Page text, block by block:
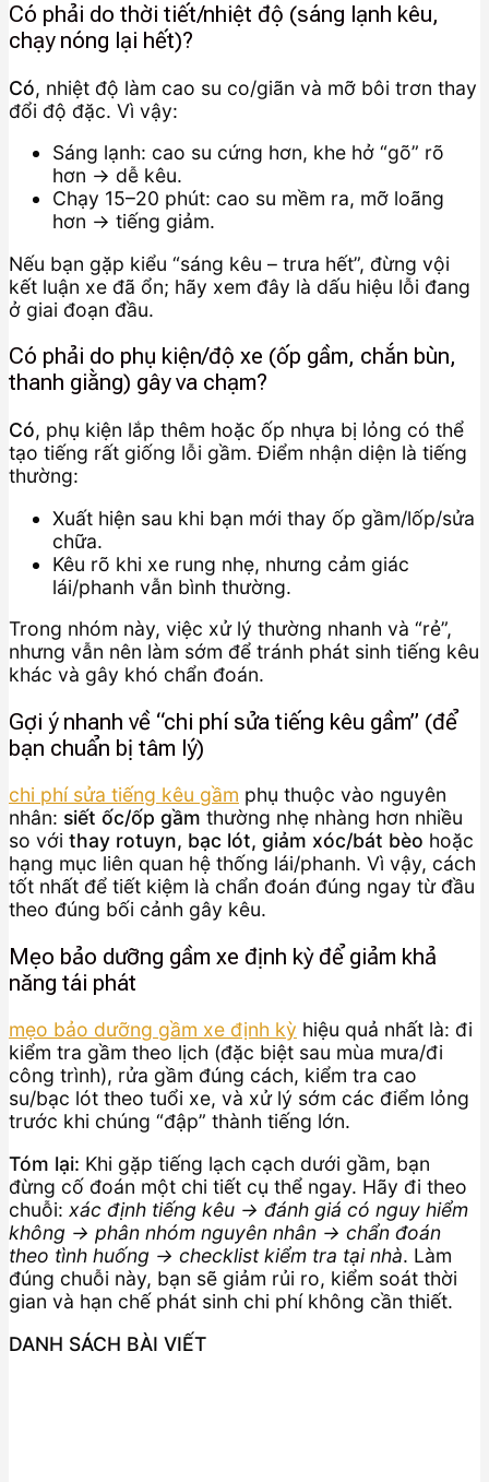
Có phải do thời tiết/nhiệt độ (sáng lạnh kêu,
chạy nóng lại hết)?
Có, nhiệt độ làm cao su co/giãn và mỡ bôi trơn thay
đổi độ đặc. Vì vậy:
Sáng lạnh: cao su cứng hơn, khe hở “gõ” rõ
hơn → dễ kêu.
Chạy 15–20 phút: cao su mềm ra, mỡ loãng
hơn → tiếng giảm.
Nếu bạn gặp kiểu “sáng kêu – trưa hết”, đừng vội
kết luận xe đã ổn; hãy xem đây là dấu hiệu lỗi đang
ở giai đoạn đầu.
Có phải do phụ kiện/độ xe (ốp gầm, chắn bùn,
thanh giằng) gây va chạm?
Có, phụ kiện lắp thêm hoặc ốp nhựa bị lỏng có thể
tạo tiếng rất giống lỗi gầm. Điểm nhận diện là tiếng
thường:
Xuất hiện sau khi bạn mới thay ốp gầm/lốp/sửa
chữa.
Kêu rõ khi xe rung nhẹ, nhưng cảm giác
lái/phanh vẫn bình thường.
Trong nhóm này, việc xử lý thường nhanh và “rẻ”,
nhưng vẫn nên làm sớm để tránh phát sinh tiếng kêu
khác và gây khó chẩn đoán.
Gợi ý nhanh về “chi phí sửa tiếng kêu gầm” (để
bạn chuẩn bị tâm lý)
chi phí sửa tiếng kêu gầm phụ thuộc vào nguyên
nhân: siết ốc/ốp gầm thường nhẹ nhàng hơn nhiều
so với thay rotuyn, bạc lót, giảm xóc/bát bèo hoặc
hạng mục liên quan hệ thống lái/phanh. Vì vậy, cách
tốt nhất để tiết kiệm là chẩn đoán đúng ngay từ đầu
theo đúng bối cảnh gây kêu.
Mẹo bảo dưỡng gầm xe định kỳ để giảm khả
năng tái phát
mẹo bảo dưỡng gầm xe định kỳ hiệu quả nhất là: đi
kiểm tra gầm theo lịch (đặc biệt sau mùa mưa/đi
công trình), rửa gầm đúng cách, kiểm tra cao
su/bạc lót theo tuổi xe, và xử lý sớm các điểm lỏng
trước khi chúng “đập” thành tiếng lớn.
Tóm lại: Khi gặp tiếng lạch cạch dưới gầm, bạn
đừng cố đoán một chi tiết cụ thể ngay. Hãy đi theo
chuỗi: xác định tiếng kêu → đánh giá có nguy hiểm
không → phân nhóm nguyên nhân → chẩn đoán
theo tình huống → checklist kiểm tra tại nhà. Làm
đúng chuỗi này, bạn sẽ giảm rủi ro, kiểm soát thời
gian và hạn chế phát sinh chi phí không cần thiết.
DANH SÁCH BÀI VIẾT